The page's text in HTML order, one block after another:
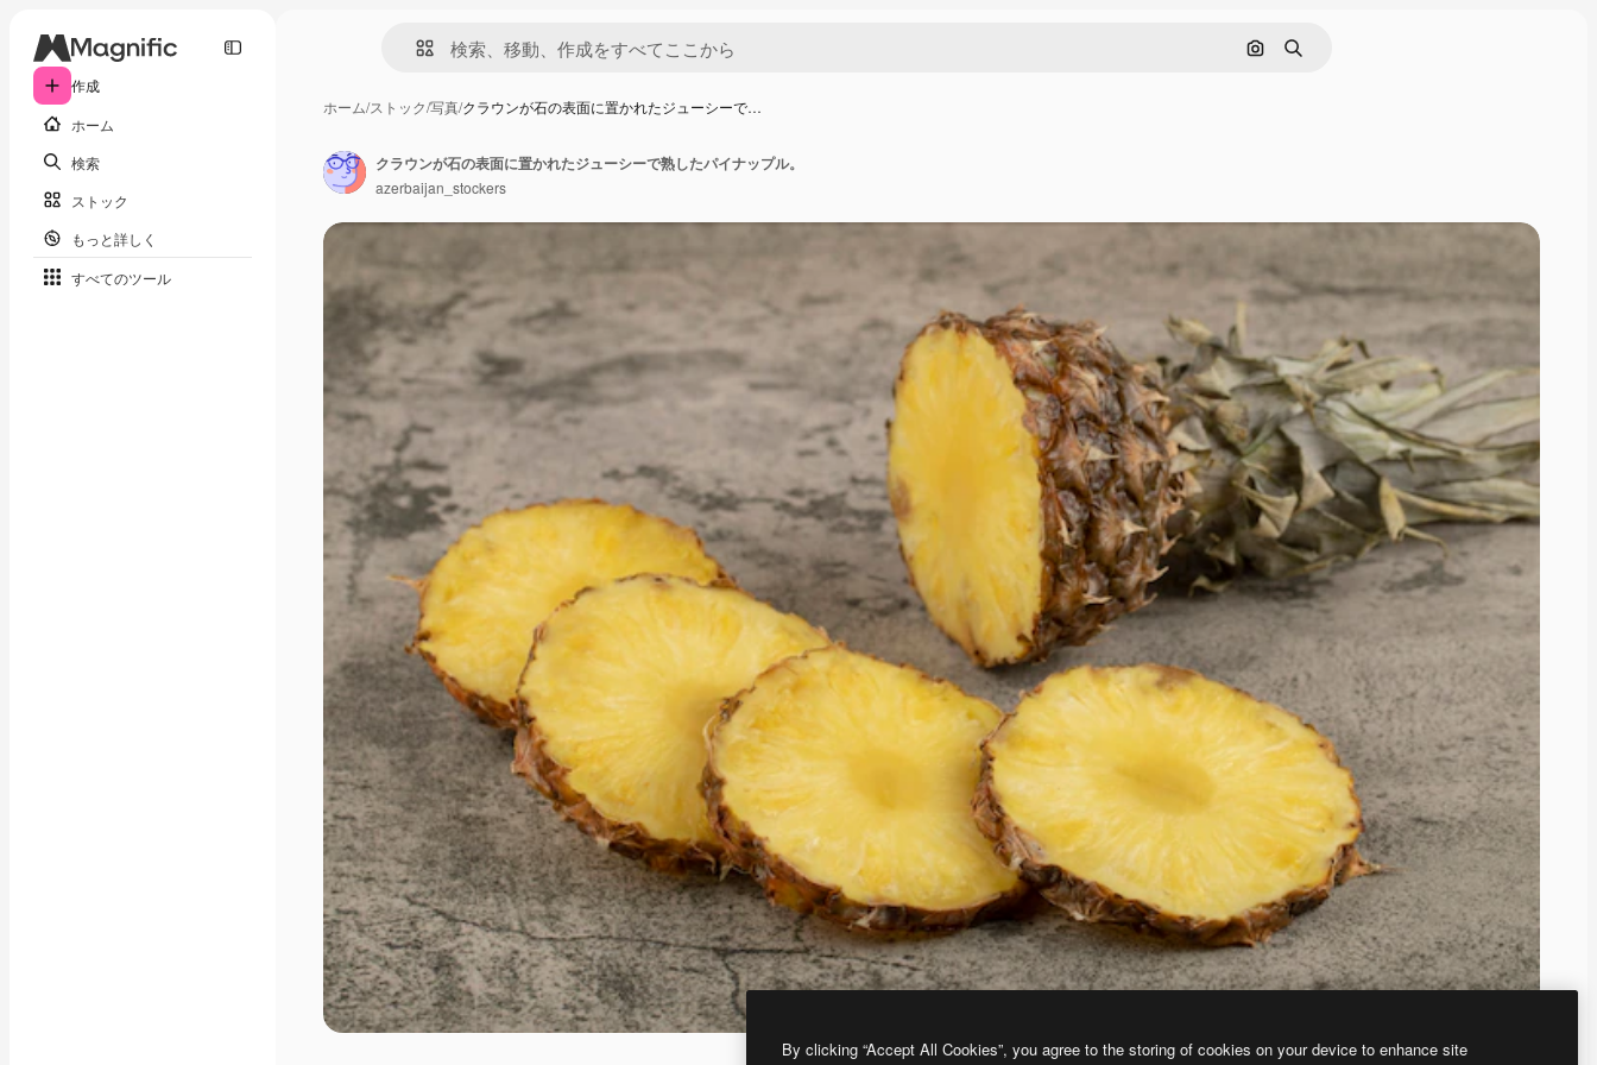
作成
ホーム
検索
ストック
もっと詳しく
すべてのツール
画像で検索
検索
ホーム/ストック/写真/クラウンが石の表面に置かれたジューシーで…
クラウンが石の表面に置かれたジューシーで熟したパイナップル。
azerbaijan_stockers
By clicking “Accept All Cookies”, you agree to the storing of cookies on your device to enhance site